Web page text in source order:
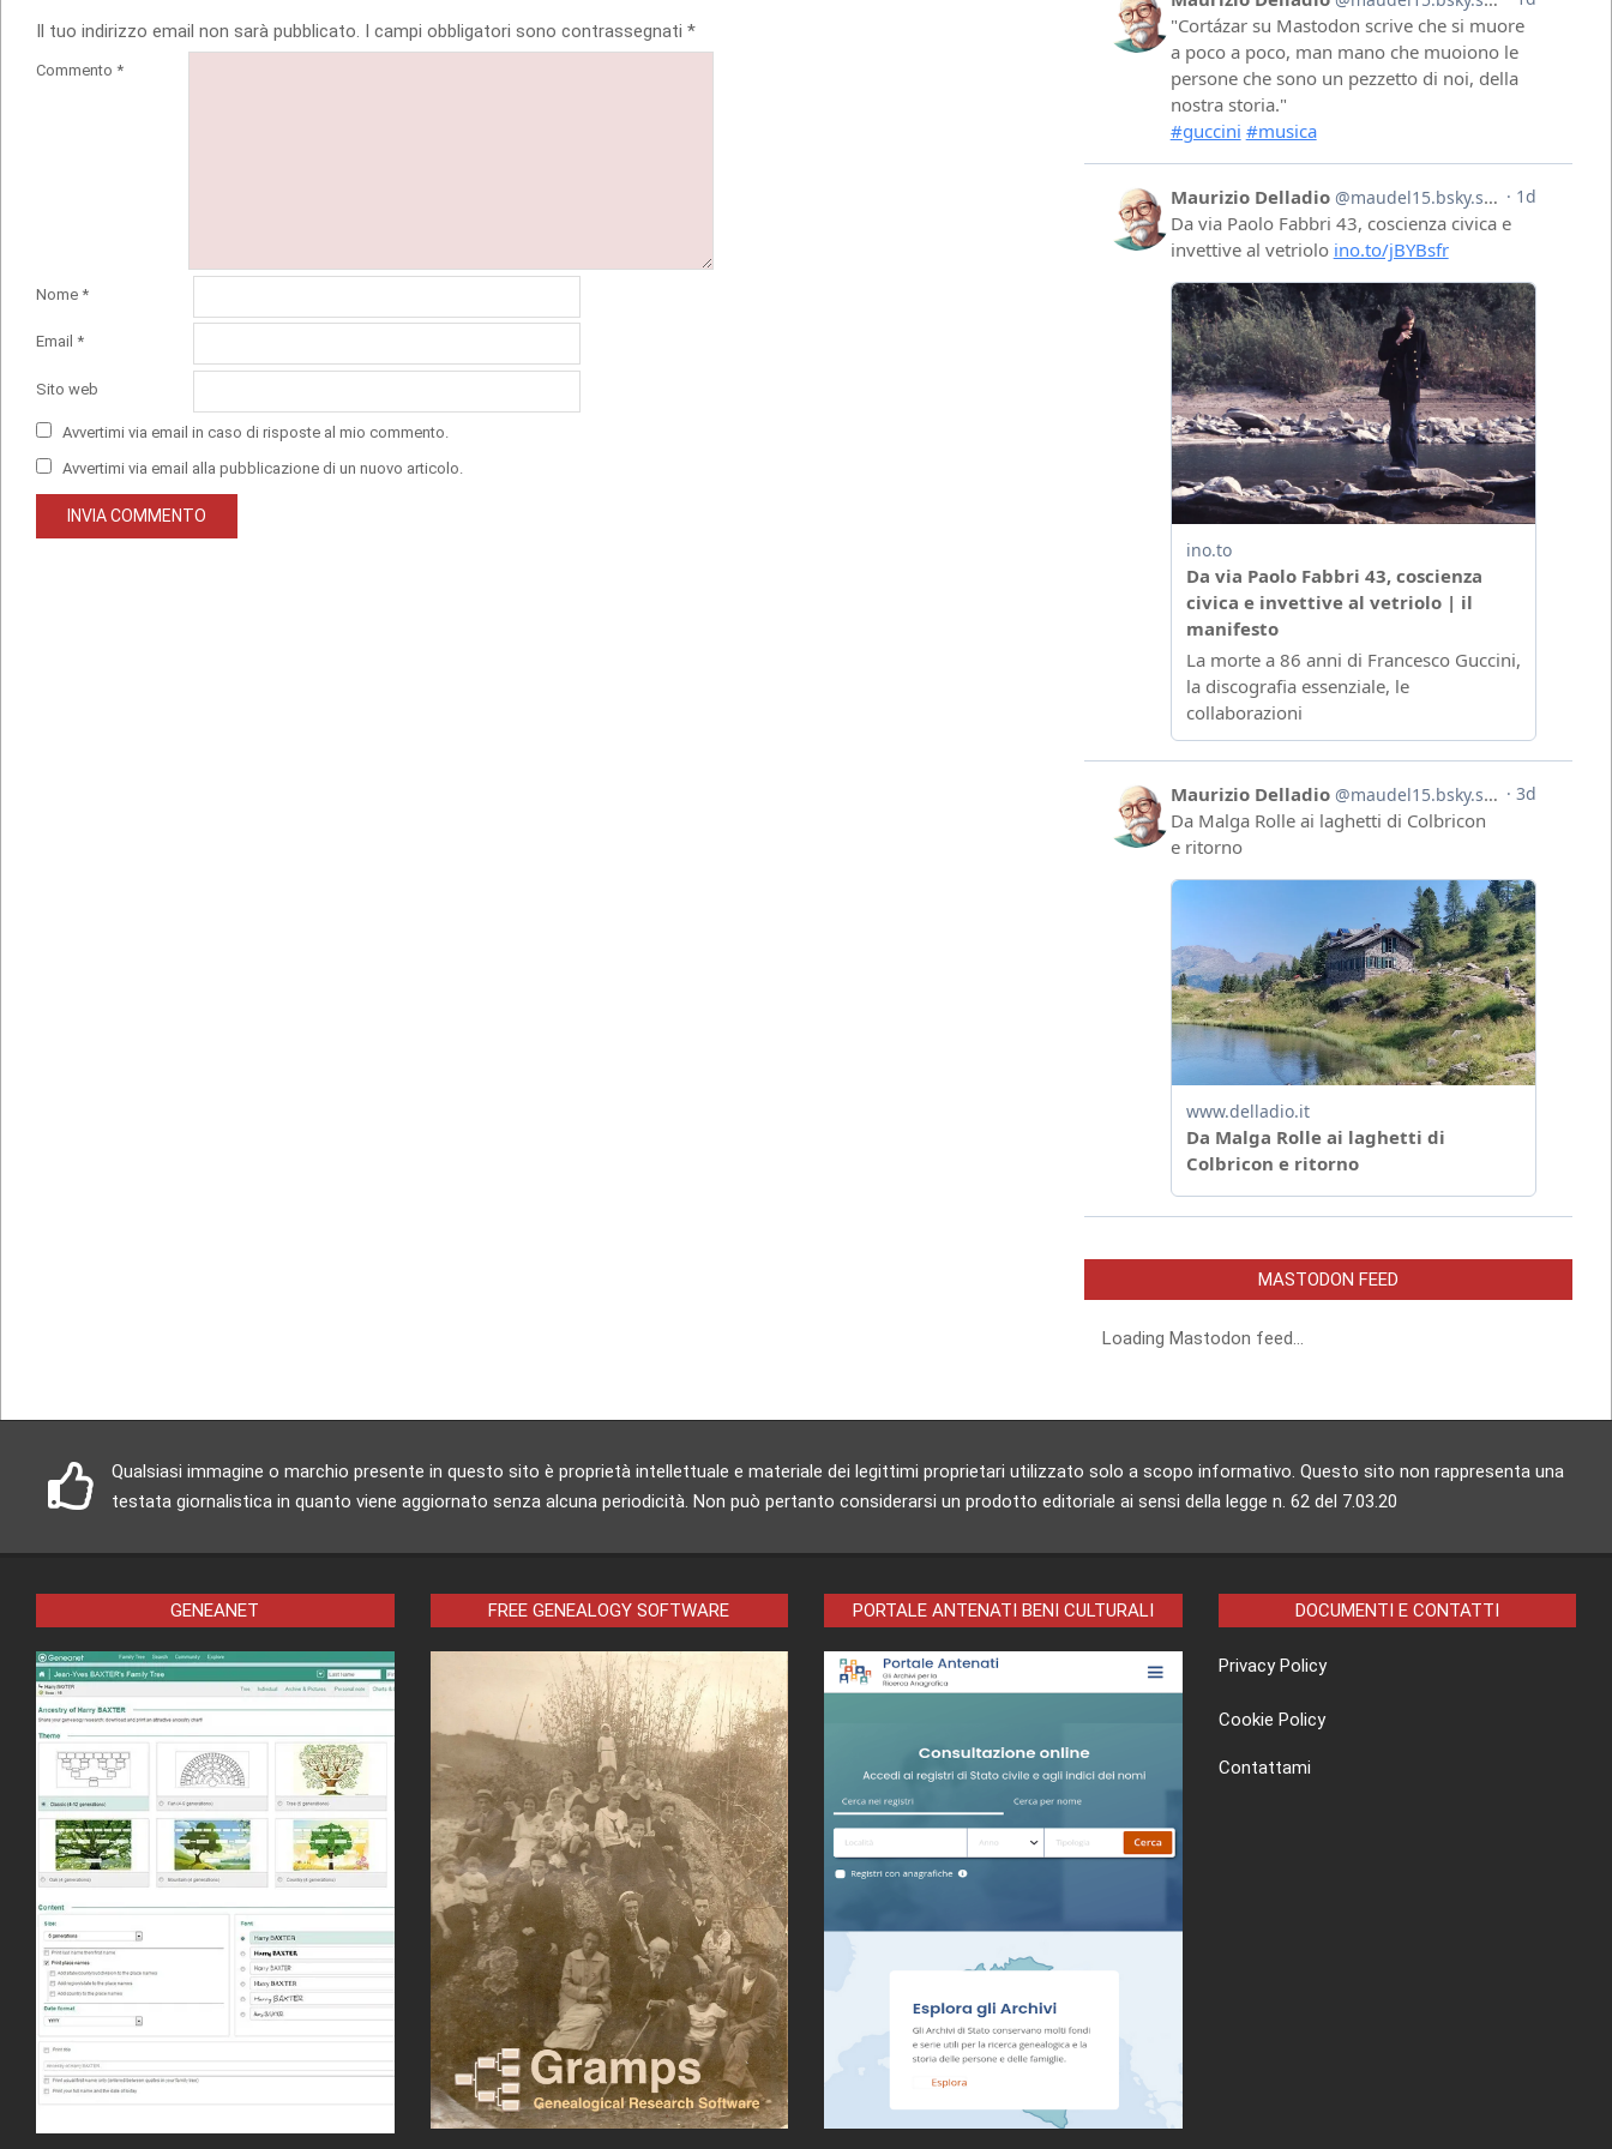
Il tuo indirizzo email non sarà pubblicato. I campi obbligatori sono contrassegnati *
Commento *
Nome *
Email *
Sito web
Avvertimi via email in caso di risposte al mio commento.
Avvertimi via email alla pubblicazione di un nuovo articolo.
MASTODON FEED
Loading Mastodon feed...
Qualsiasi immagine o marchio presente in questo sito è proprietà intellettuale e materiale dei legittimi proprietari utilizzato solo a scopo informativo. Questo sito non rappresenta una
testata giornalistica in quanto viene aggiornato senza alcuna periodicità. Non può pertanto considerarsi un prodotto editoriale ai sensi della legge n. 62 del 7.03.20
GENEANET FREE GENEALOGY SOFTWARE PORTALE ANTENATI BENI CULTURALI DOCUMENTI E CONTATTI
Privacy Policy
Cookie Policy
Contattami